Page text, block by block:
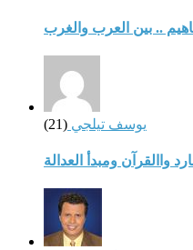
.. بين العرب والغرب
يوسف تيلجي (21)
واالقرآن ومبدأ العدالة